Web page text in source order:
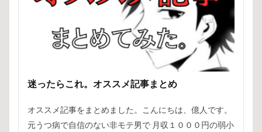
迷ったらこれ。オススメ記事まとめ
オススメ記事をまとめました。こんにちは、億人です。
元うつ病で自信のない非モテ男で 月収１０００円の弱小